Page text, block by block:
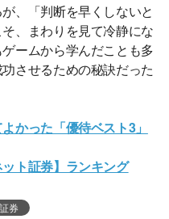
、「判断を早くしないと
、まわりを見て冷静にな
ームから学んだことも多
させるための秘訣だった
かった「優待ベスト3」
ト証券】ランキング
券